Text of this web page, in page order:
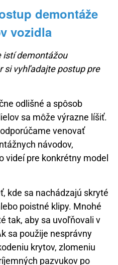
demontáže
vozidla
istí demontážou
si vyhľadajte postup pre
odlišné a spôsob
sa môže výrazne líšiť.
venovať
návodov,
videí pre konkrétny model
kde sa nachádzajú skryté
poistné klipy. Mnohé
tak, aby sa uvoľňovali v
sa použije nesprávny
krytov, zlomeniu
pazvukov po